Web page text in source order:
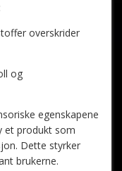
overskrider
og
egenskapene
et produkt som
Dette styrker
brukerne.